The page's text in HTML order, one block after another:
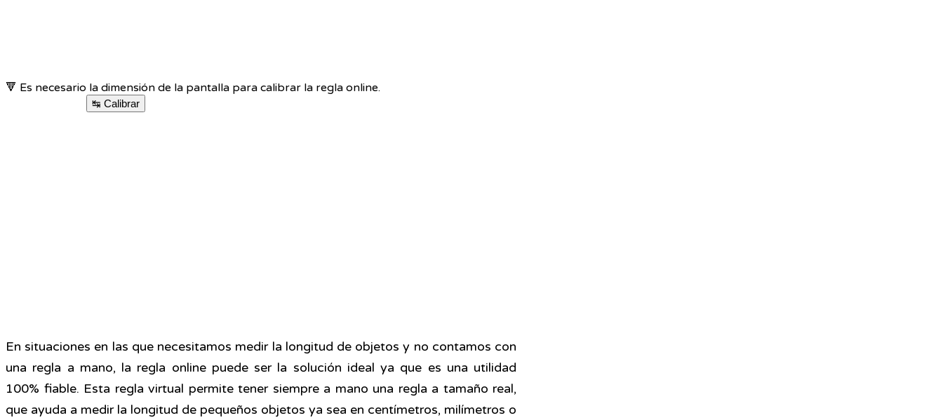
🔻 Es necesario la dimensión de la pantalla para calibrar la regla online.
↹ Calibrar
En situaciones en las que necesitamos medir la longitud de objetos y no contamos con
una regla a mano, la regla online puede ser la solución ideal ya que es una utilidad
100% fiable. Esta regla virtual permite tener siempre a mano una regla a tamaño real,
que ayuda a medir la longitud de pequeños objetos ya sea en centímetros, milímetros o